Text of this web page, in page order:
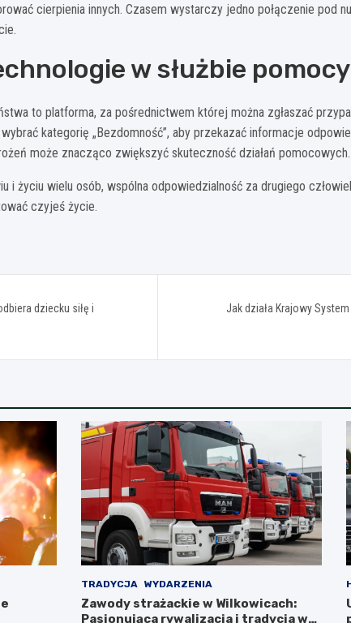
cierpienia innych. Czasem wystarczy jedno połączenie pod
w służbie pomocy
to platforma, za pośrednictwem której można zgłaszać
kategorię „Bezdomność”, aby przekazać informacje
może znacząco zwiększyć skuteczność działań pomocowych.
i życiu wielu osób, wspólna odpowiedzialność za drugiego
czyjeś życie.
dziecku siłę i
Jak działa Krajowy
TRADYCJA WYDARZENIA
Zawody strażackie w Wilkowicach:
Pasjonująca rywalizacja i tradycja w